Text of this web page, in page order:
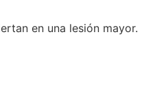
en una lesión mayor.